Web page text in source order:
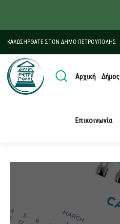
ΚΑΛΩΣΉΡΘΑΤΕ ΣΤΟΝ ΔΉΜΟ ΠΕΤΡΟΎΠΟΛΗΣ
Αρχική Δήμος
Επικοινωνία